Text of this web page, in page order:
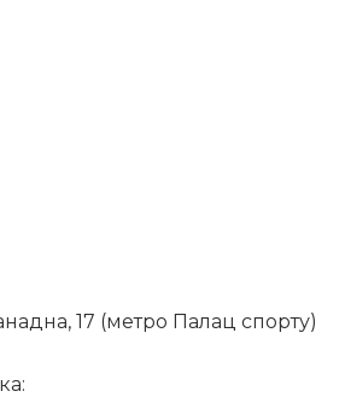
17 (метро Палац спорту)